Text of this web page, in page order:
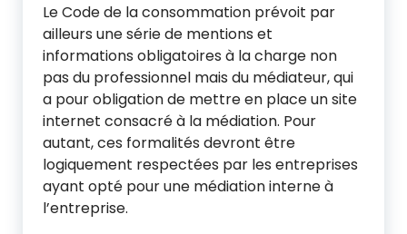
Le Code de la consommation prévoit par
ailleurs une série de mentions et
informations obligatoires à la charge non
pas du professionnel mais du médiateur, qui
a pour obligation de mettre en place un site
internet consacré à la médiation. Pour
autant, ces formalités devront être
logiquement respectées par les entreprises
ayant opté pour une médiation interne à
l’entreprise.